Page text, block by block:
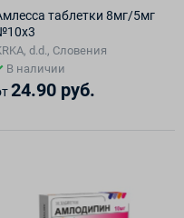
таблетки 8мг/5мг
d.d., Словения
В наличии
24.90 руб.